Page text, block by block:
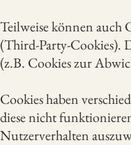
Teilweise können auch
(Third-Party-Cookies).
(z.B. Cookies zur
Cookies haben
diese nicht
Nutzerverhalten